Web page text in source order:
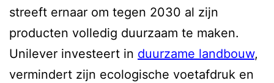
streeft ernaar om tegen 2030 al zijn
producten volledig duurzaam te maken.
Unilever investeert in duurzame landbouw,
vermindert zijn ecologische voetafdruk en